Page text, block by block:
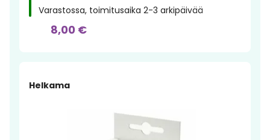
Varastossa, toimitusaika 2-3 arkipäivää
8,00 €
Helkama